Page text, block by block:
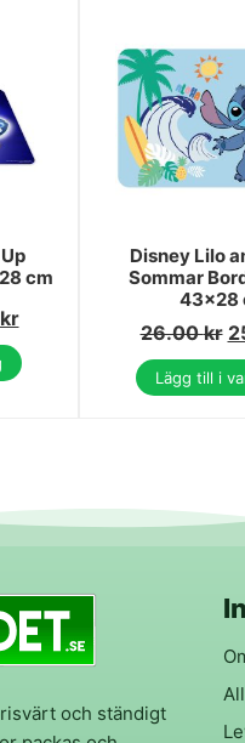
cm
kr
Disney Lilo
Sommar
43x28
26.00kr
Lägg till i
och ständigt